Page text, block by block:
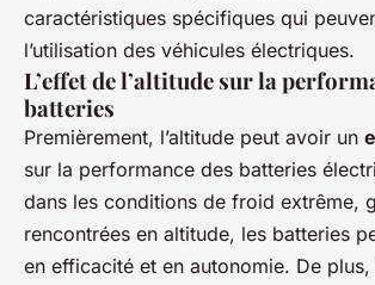
caractéristiques spécifiques qui
l’utilisation des véhicules électriques.
L’effet de l’altitude sur la
batteries
Premièrement, l’altitude peut avoir un
sur la performance des batteries
dans les conditions de froid extrême,
rencontrées en altitude, les batteries
en efficacité et en autonomie. De